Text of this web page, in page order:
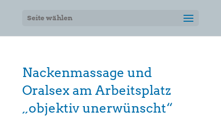
Seite wählen
Nackenmassage und
Oralsex am Arbeitsplatz
„objektiv unerwünscht“